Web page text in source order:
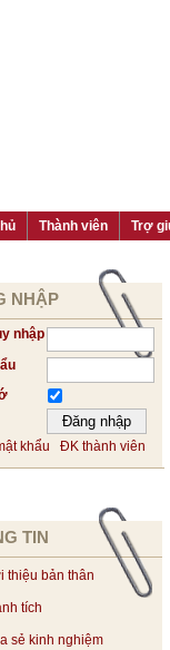
Thành viên Trợ
NHẬP
nhập
khẩu ĐK thành viên
TIN
thiệu bản thân
tích
sẻ kinh nghiệm